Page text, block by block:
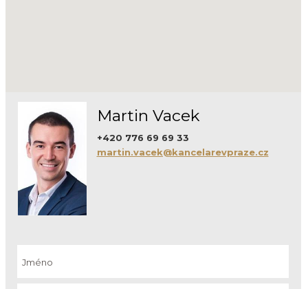
Martin Vacek
+420 776 69 69 33
martin.vacek@kancelarevpraze.cz